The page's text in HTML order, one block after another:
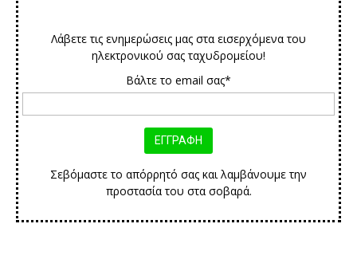
Λάβετε τις ενημερώσεις μας στα εισερχόμενα του
ηλεκτρονικού σας ταχυδρομείου!
Βάλτε το email σας*
Σεβόμαστε το απόρρητό σας και λαμβάνουμε την
προστασία του στα σοβαρά.